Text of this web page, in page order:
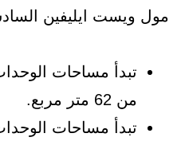
مول ويست ايليفين
تبدأ مساحات
من 62 متر مربع.
تبدأ مساحات